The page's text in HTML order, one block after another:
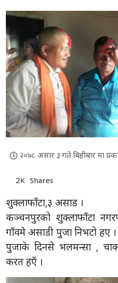
२०७८ असार ३ गते बिहीबार मा
2K Shares
शुक्लाफाँटा,३ असाड ।
कञ्चनपुरको शुक्लाफाँटा
गाँवमे असाडी पुजा निभटो हए
पुजाके दिनसे भलमन्सा ,
करत हएँ ।